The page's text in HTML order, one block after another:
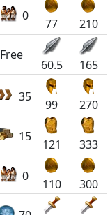
0
77 210
Free
60.5 165
35
99 270
15
121 333
0
110 300